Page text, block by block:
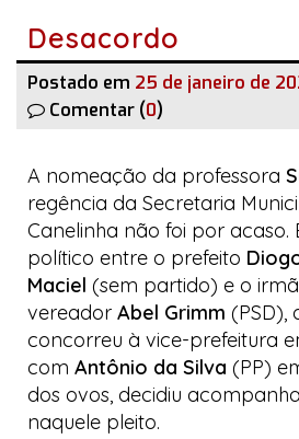
Desacordo
Postado em 25 de janeiro de
Comentar (0)
A nomeação da professora
regência da Secretaria
Canelinha não foi por acaso.
político entre o prefeito
Maciel (sem partido) e o
vereador Abel Grimm (PSD),
concorreu à vice-prefeitura
com Antônio da Silva (PP)
dos ovos, decidiu
naquele pleito.